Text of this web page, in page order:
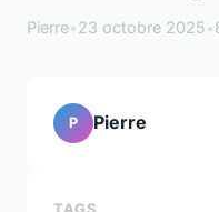
Pierre•23 octobre 2025•
P Pierre
TAGS